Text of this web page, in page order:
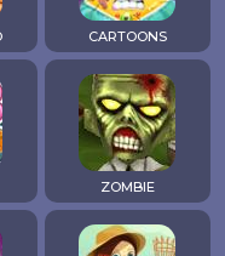
CARTOONS
ZOMBIE